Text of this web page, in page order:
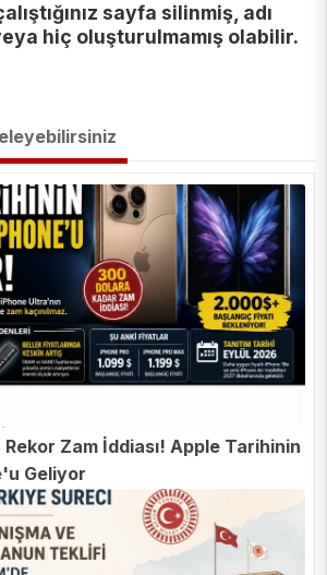
sayfa silinmiş, adı
hiç oluşturulmamış olabilir.
Zam İddiası! Apple Tarihinin
Geliyor